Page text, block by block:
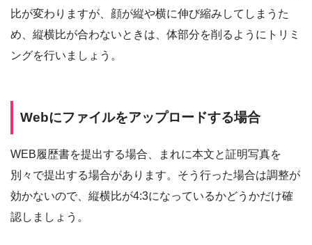
比が変わりますが、顔が縦や横に伸び縮みしてしまうた
め、縦横比が合わないときは、体部分を削るようにトリミ
ングを行いましょう。
Webにファイルをアップロードする場合
WEB履歴書を提出する場合、まれに本文と証明写真を
別々で提出する場合があります。そう行った場合は調整が
効かないので、縦横比が4:3になっているかどうかだけ確
認しましょう。